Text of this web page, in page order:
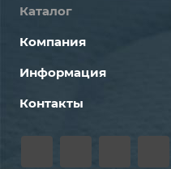
Каталог
Компания
Информация
Контакты